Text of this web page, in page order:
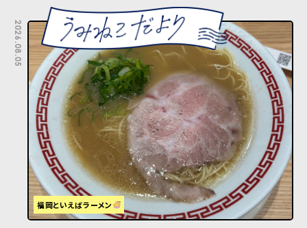
2026.08.05
福岡といえばラーメン